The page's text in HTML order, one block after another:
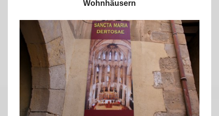
Wohnhäusern